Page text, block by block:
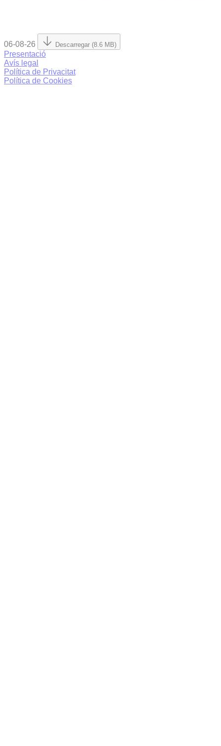
06-08-26 Descarregar (8.6 MB)
Presentació
Avís legal
Política de Privacitat
Política de Cookies